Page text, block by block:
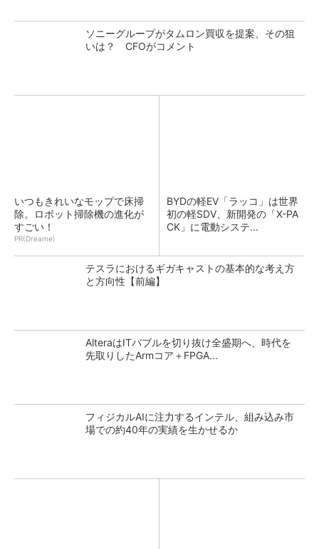
ソニーグループがタムロン買収を提案、その狙
いは？ CFOがコメント
いつもきれいなモップで床掃
除。ロボット掃除機の進化が
すごい！
PR(Dreame)
BYDの軽EV「ラッコ」は世界
初の軽SDV、新開発の「X-PA
CK」に電動システ...
テスラにおけるギガキャストの基本的な考え方
と方向性【前編】
AlteraはITバブルを切り抜け全盛期へ、時代を
先取りしたArmコア＋FPGA...
フィジカルAIに注力するインテル、組み込み市
場での約40年の実績を生かせるか